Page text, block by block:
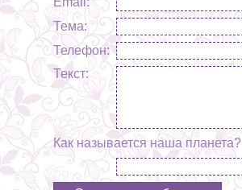
Тема:
Телефон:
Текст:
Как называется наша планета?